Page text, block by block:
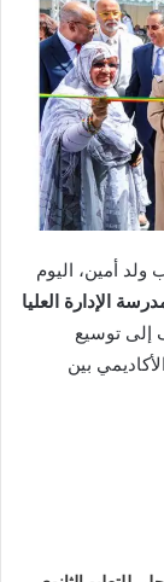
ولد أمين، اليوم
الإدارة العليا
توسيع
بين